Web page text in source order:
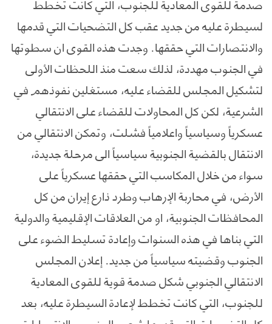
لسيطرة عليه من جديد عقب كل التضحيات التي قدمها
والانتصارات التي حققها. وجدت هذه القوى ان سطوتها
في الجنوب مهددة، لذلك سعت منذ اللحظات الأولى
لتشكيل المجلس للقضاء عليه، مستغلين نفوذهم في
الشرعية، لكن كل المحاولات للقضاء على الانتقالي
عسكرياً وسياسياً واعلامياً فشلت، وتمكن الانتقالي من
الانتقال بالقضية الجنوبية سياسياً الى مرحلة جديدة،
سواء من خلال المكاسب التي حققها عسكرياً على
الأرض، في محاربة الإرهاب وطرد ذارع إيران من كل
المحافظات الجنوبية، او من العلاقات الإقليمية والدولية
التي بناها في هذه السنوات وإعادة تسليط الضوء على
الجنوب وقضيته سياسياً من جديد. إعلان المجلس
الانتقالي الجنوبي شكل صدمة قوية للقوى المعادية
للجنوب، التي كانت تخطط لإعادة السيطرة عليه، بعد